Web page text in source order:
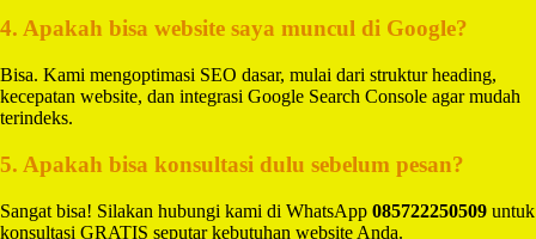
4. Apakah bisa website saya muncul di Google?
Bisa. Kami mengoptimasi SEO dasar, mulai dari struktur heading,
kecepatan website, dan integrasi Google Search Console agar mudah
terindeks.
5. Apakah bisa konsultasi dulu sebelum pesan?
Sangat bisa! Silakan hubungi kami di WhatsApp 085722250509 untuk
konsultasi GRATIS seputar kebutuhan website Anda.